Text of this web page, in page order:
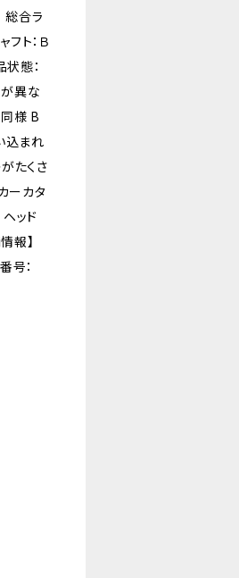
総合ラ
フト：Ｂ
態：
異な
様 B
込まれ
たくさ
ーカタ
ッド
報】
号：